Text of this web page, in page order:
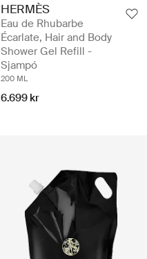
HERMÈS
Eau de Rhubarbe
Écarlate, Hair and Body
Shower Gel Refill -
Sjampó
200 ML
6.699 kr